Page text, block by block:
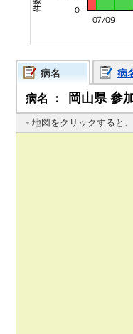
病名 病
病名 ： 岡山県 参
地図をクリックすると